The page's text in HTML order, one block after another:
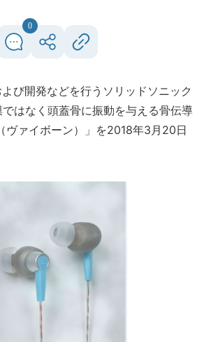
0
び開発などを行うソリッドソニック
ではなく頭蓋骨に振動を与える骨伝導
ヴァイボーン）」を2018年3月20日